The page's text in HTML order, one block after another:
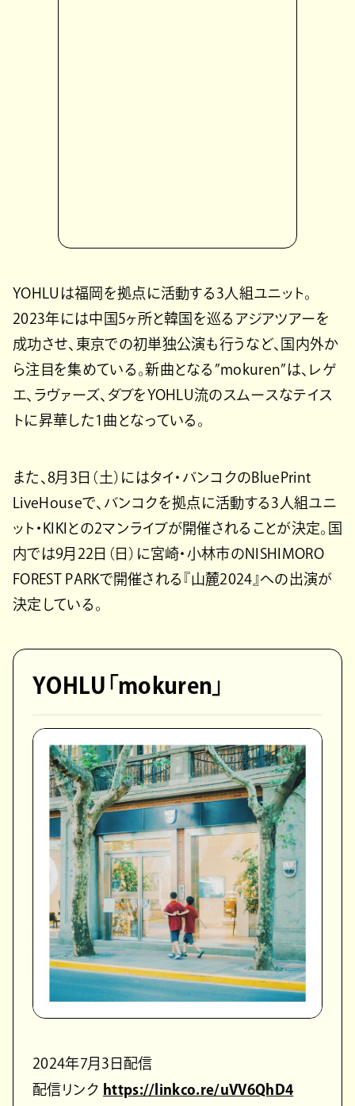
YOHLUは福岡を拠点に活動する3人組ユニット。
2023年には中国5ヶ所と韓国を巡るアジアツアーを
成功させ、東京での初単独公演も行うなど、国内外か
ら注目を集めている。新曲となる”mokuren”は、レゲ
エ、ラヴァーズ、ダブをYOHLU流のスムースなテイス
トに昇華した1曲となっている。
また、8月3日（土）にはタイ・バンコクのBluePrint
LiveHouseで、バンコクを拠点に活動する3人組ユニ
ット・KIKIとの2マンライブが開催されることが決定。国
内では9月22日（日）に宮崎・小林市のNISHIMORO
FOREST PARKで開催される『山麓2024』への出演が
決定している。
YOHLU「mokuren」
2024年7月3日配信
配信リンク https://linkco.re/uVV6QhD4